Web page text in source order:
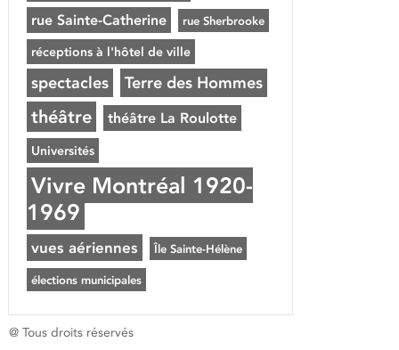
rue Sainte-Catherine rue Sherbrooke
réceptions à l'hôtel de ville
spectacles Terre des Hommes
théâtre théâtre La Roulotte
Universités
Vivre Montréal 1920-
1969
vues aériennes Île Sainte-Hélène
élections municipales
@ Tous droits réservés